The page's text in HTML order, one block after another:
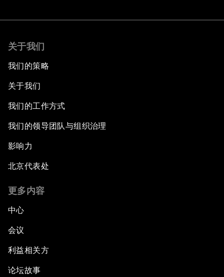
关于我们
我们的策略
关于我们
我们的工作方式
我们的领导团队与组织治理
影响力
北京代表处
更多内容
中心
会议
利益相关方
论坛故事